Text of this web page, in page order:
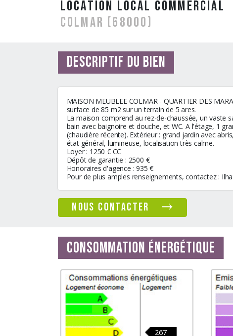
location Local Commercial
COLMAR (68000)
Descriptif du bien
MAISON MEUBLEE COLMAR - QUARTIER DES
surface de 85 m2 sur un terrain de 5 ares.
La maison comprend au rez-de-chaussée, un vaste
bain avec baignoire et douche, et WC. A l'étage, 1
(chaudière récente). Extérieur : grand jardin avec
état général, lumineuse, localisation très calme.
Loyer : 1250 € CC
Dépôt de garantie : 2500 €
Honoraires d'agence : 935 €
Pour de plus amples renseignements, contactez :
nous contacter
Consommation énergétique
267